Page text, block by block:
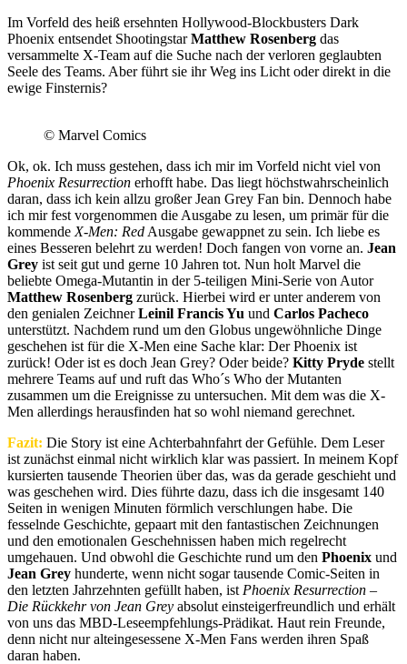
Im Vorfeld des heiß ersehnten Hollywood-Blockbusters Dark
Phoenix entsendet ShootingstarMatthew Rosenberg das
versammelte X-Team auf die Suche nach der verloren geglaubten
Seele des Teams. Aber führt sie ihr Weg ins Licht oder direkt in die
ewige Finsternis?
© Marvel Comics
Ok, ok. Ich muss gestehen, dass ich mir im Vorfeld nicht viel von
Phoenix Resurrection erhofft habe. Das liegt höchstwahrscheinlich
daran, dass ich kein allzu großer Jean Grey Fan bin. Dennoch habe
ich mir fest vorgenommen die Ausgabe zu lesen, um primär für die
kommende X-Men: Red Ausgabe gewappnet zu sein. Ich liebe es
eines Besseren belehrt zu werden! Doch fangen von vorne an. Jean
Grey ist seit gut und gerne 10 Jahren tot. Nun holt Marvel die
beliebte Omega-Mutantin in der 5-teiligen Mini-Serie von Autor
Matthew Rosenberg zurück. Hierbei wird er unter anderem von
den genialen ZeichnerLeinil Francis Yu und Carlos Pacheco
unterstützt. Nachdem rund um den Globus ungewöhnliche Dinge
geschehen ist für die X-Men eine Sache klar: Der Phoenix ist
zurück! Oder ist es doch Jean Grey? Oder beide? Kitty Pryde stellt
mehrere Teams auf und ruft das Who´s Who der Mutanten
zusammen um die Ereignisse zu untersuchen. Mit dem was die X-
Men allerdings herausfinden hat so wohl niemand gerechnet.
Fazit: Die Story ist eine Achterbahnfahrt der Gefühle. Dem Leser
ist zunächst einmal nicht wirklich klar was passiert. In meinem Kopf
kursierten tausende Theorien über das, was da gerade geschieht und
was geschehen wird. Dies führte dazu, dass ich die insgesamt 140
Seiten in wenigen Minuten förmlich verschlungen habe. Die
fesselnde Geschichte, gepaart mit den fantastischen Zeichnungen
und den emotionalen Geschehnissen haben mich regelrecht
umgehauen. Und obwohl die Geschichte rund um den Phoenix und
Jean Grey hunderte, wenn nicht sogar tausende Comic-Seiten in
den letzten Jahrzehnten gefüllt haben, ist Phoenix Resurrection –
Die Rückkehr von Jean Grey absolut einsteigerfreundlich und erhält
von uns das MBD-Leseempfehlungs-Prädikat. Haut rein Freunde,
denn nicht nur alteingesessene X-Men Fans werden ihren Spaß
daran haben.